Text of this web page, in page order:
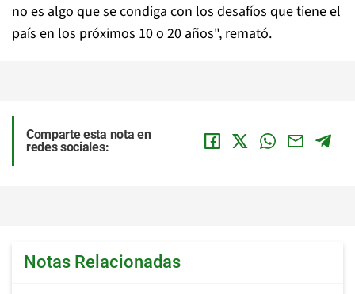
no es algo que se condiga con los desafíos que tiene el
país en los próximos 10 o 20 años", remató.
Comparte esta nota en
redes sociales:
Notas Relacionadas